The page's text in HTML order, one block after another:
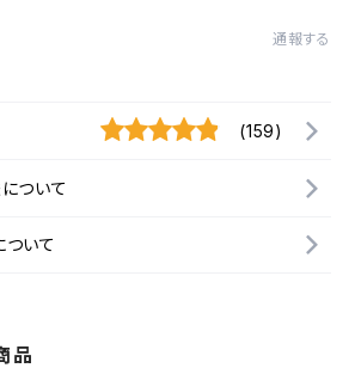
通報する
(159)
ついて
いて
品